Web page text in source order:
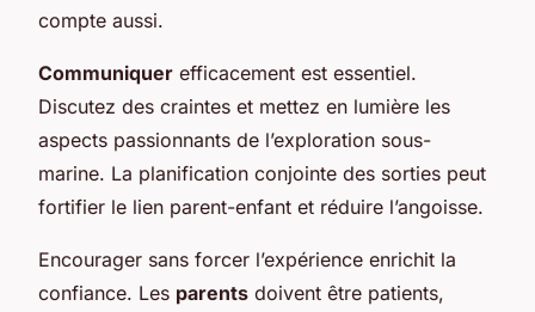
compte aussi.
Communiquer efficacement est essentiel.
Discutez des craintes et mettez en lumière les
aspects passionnants de l’exploration sous-
marine. La planification conjointe des sorties peut
fortifier le lien parent-enfant et réduire l’angoisse.
Encourager sans forcer l’expérience enrichit la
confiance. Les parents doivent être patients,